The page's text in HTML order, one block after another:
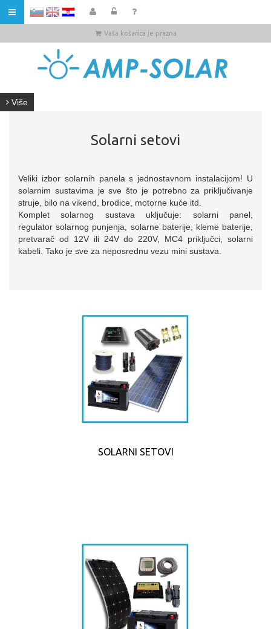
Vaša košarica je prazna
Više
Solarni setovi
Veliki izbor solarnih panela s jednostavnom instalacijom! U
solarnim sustavima je sve što je potrebno za priključivanje
struje, bilo na vikend, brodice, motorne kuće itd.
Komplet solarnog sustava uključuje: solarni panel,
regulator solarnog punjenja, solarne baterije, kleme baterije,
pretvarač od 12V ili 24V do 220V, MC4 priključci, solarni
kabeli. Tako je sve za neposrednu vezu mini sustava.
SOLARNI SETOVI